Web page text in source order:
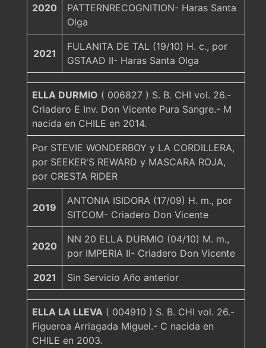
2020
PATTERNRECOGNITION- Haras Santa
Olga
2021
FULANITA DE TAL (19/10) H. c., por
GSTAAD II- Haras Santa Olga
ELLA DURMIO ( 006827 ) S. B. CHI vol. 26.-
Criadero E Inv. Don Vicente Pura Sangre.- M
nacida en CHILE en 2014.
Por STEVIE WONDERBOY y LA CORDILLERA,
por SEEKER'S REWARD y MASCARA ROJA,
por CRESTA RIDER
2019
ANTONIA ISIDORA (17/09) H. m., por
SITCOM- Criadero Don Vicente
2020
NN 20 ELLA DURMIO (04/10) M. m.,
por IMPERIA II- Criadero Don Vicente
2021 Sin Servicio Año anterior
ELLA LA LLEVA ( 004910 ) S. B. CHI vol. 26.-
Figueroa Arriagada Miguel.- C nacida en
CHILE en 2003.